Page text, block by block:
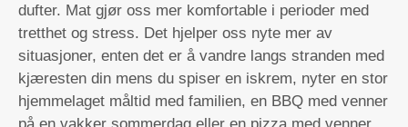
dufter. Mat gjør oss mer komfortable i perioder med
tretthet og stress. Det hjelper oss nyte mer av
situasjoner, enten det er å vandre langs stranden med
kjæresten din mens du spiser en iskrem, nyter en stor
hjemmelaget måltid med familien, en BBQ med venner